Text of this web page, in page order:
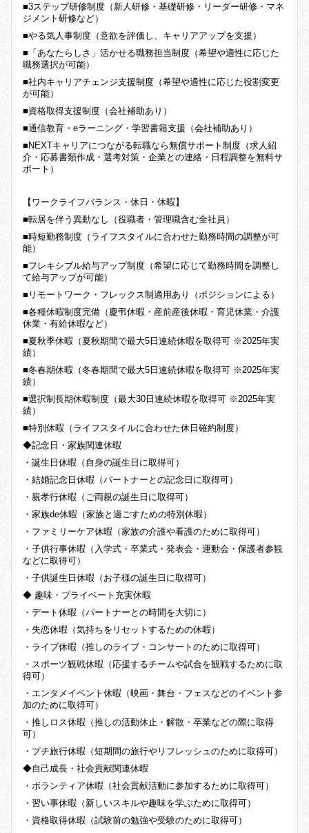
■3ステップ研修制度（新人研修・基礎研修・リーダー研修・マネ
ジメント研修など）
■やる気人事制度（意欲を評価し、キャリアアップを支援）
■「あなたらしさ」活かせる職務担当制度（希望や適性に応じた
職務選択が可能）
■社内キャリアチェンジ支援制度（希望や適性に応じた役割変更
が可能）
■資格取得支援制度（会社補助あり）
■通信教育・eラーニング・学習書籍支援（会社補助あり）
■NEXTキャリアにつながる転職なら無償サポート制度（求人紹
介・応募書類作成・選考対策・企業との連絡・日程調整を無料サ
ポート）
【ワークライフバランス・休日・休暇】
■転居を伴う異動なし（役職者・管理職含む全社員）
■時短勤務制度（ライフスタイルに合わせた勤務時間の調整が可
能）
■フレキシブル給与アップ制度（希望に応じて勤務時間を調整し
て給与アップが可能）
■リモートワーク・フレックス制適用あり（ポジションによる）
■各種休暇制度完備（慶弔休暇・産前産後休暇・育児休業・介護
休業・有給休暇など）
■夏秋季休暇（夏秋期間で最大5日連続休暇を取得可 ※2025年実
績）
■冬春期休暇（冬春期間で最大5日連続休暇を取得可 ※2025年実
績）
■選択制長期休暇制度（最大30日連続休暇を取得可 ※2025年実
績）
■特別休暇（ライフスタイルに合わせた休日確約制度）
◆記念日・家族関連休暇
・誕生日休暇（自身の誕生日に取得可）
・結婚記念日休暇（パートナーとの記念日に取得可）
・親孝行休暇（ご両親の誕生日に取得可）
・家族de休暇（家族と過ごすための特別休暇）
・ファミリーケア休暇（家族の介護や看護のために取得可）
・子供行事休暇（入学式・卒業式・発表会・運動会・保護者参観
などに取得可）
・子供誕生日休暇（お子様の誕生日に取得可）
◆ 趣味・プライベート充実休暇
・デート休暇（パートナーとの時間を大切に）
・失恋休暇（気持ちをリセットするための休暇）
・ライブ休暇（推しのライブ・コンサートのために取得可）
・スポーツ観戦休暇（応援するチームや試合を観戦するために取
得可）
・エンタメイベント休暇（映画・舞台・フェスなどのイベント参
加のために取得可）
・推しロス休暇（推しの活動休止・解散・卒業などの際に取得
可）
・プチ旅行休暇（短期間の旅行やリフレッシュのために取得可）
◆自己成長・社会貢献関連休暇
・ボランティア休暇（社会貢献活動に参加するために取得可）
・習い事休暇（新しいスキルや趣味を学ぶために取得可）
・資格取得休暇（試験前の勉強や受験のために取得可）